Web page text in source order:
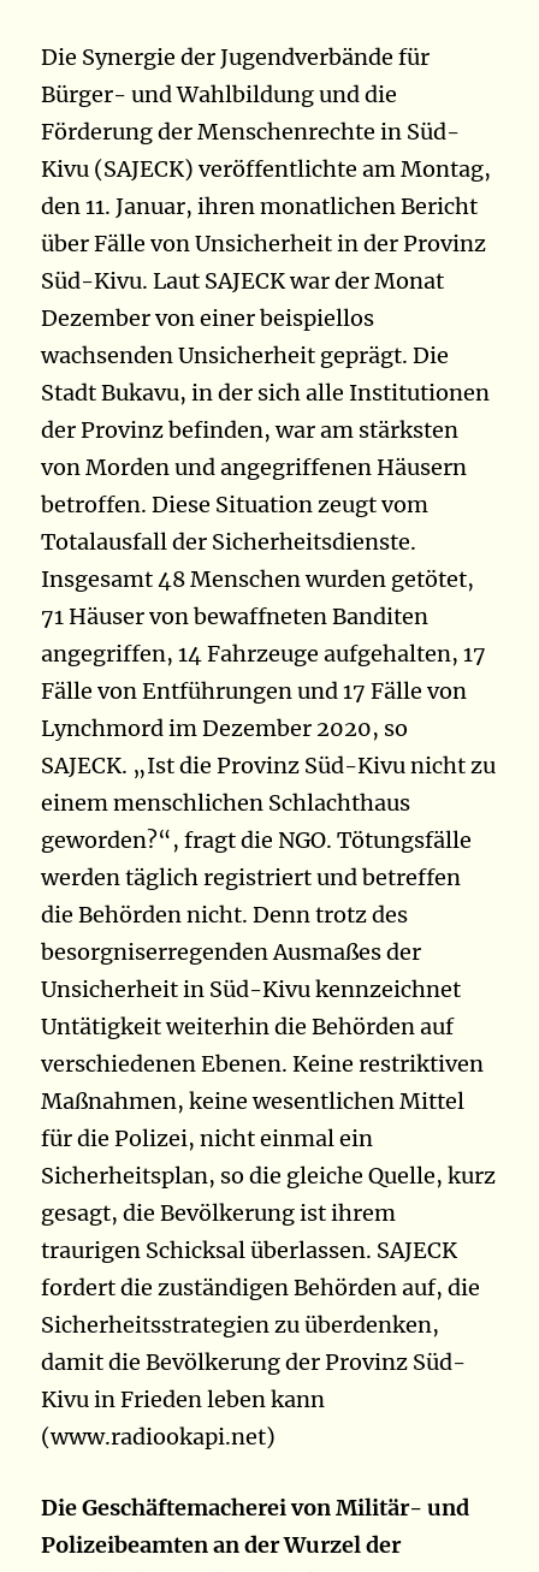
Die Synergie der Jugendverbände für
Bürger- und Wahlbildung und die
Förderung der Menschenrechte in Süd-
Kivu (SAJECK) veröffentlichte am Montag,
den 11. Januar, ihren monatlichen Bericht
über Fälle von Unsicherheit in der Provinz
Süd-Kivu. Laut SAJECK war der Monat
Dezember von einer beispiellos
wachsenden Unsicherheit geprägt. Die
Stadt Bukavu, in der sich alle Institutionen
der Provinz befinden, war am stärksten
von Morden und angegriffenen Häusern
betroffen. Diese Situation zeugt vom
Totalausfall der Sicherheitsdienste.
Insgesamt 48 Menschen wurden getötet,
71 Häuser von bewaffneten Banditen
angegriffen, 14 Fahrzeuge aufgehalten, 17
Fälle von Entführungen und 17 Fälle von
Lynchmord im Dezember 2020, so
SAJECK. „Ist die Provinz Süd-Kivu nicht zu
einem menschlichen Schlachthaus
geworden?“, fragt die NGO. Tötungsfälle
werden täglich registriert und betreffen
die Behörden nicht. Denn trotz des
besorgniserregenden Ausmaßes der
Unsicherheit in Süd-Kivu kennzeichnet
Untätigkeit weiterhin die Behörden auf
verschiedenen Ebenen. Keine restriktiven
Maßnahmen, keine wesentlichen Mittel
für die Polizei, nicht einmal ein
Sicherheitsplan, so die gleiche Quelle, kurz
gesagt, die Bevölkerung ist ihrem
traurigen Schicksal überlassen. SAJECK
fordert die zuständigen Behörden auf, die
Sicherheitsstrategien zu überdenken,
damit die Bevölkerung der Provinz Süd-
Kivu in Frieden leben kann
(www.radiookapi.net)
Die Geschäftemacherei von Militär- und
Polizeibeamten an der Wurzel der